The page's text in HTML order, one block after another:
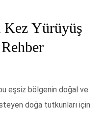
Kez Yürüyüş
eşsiz bölgenin doğal ve
doğa tutkunları için